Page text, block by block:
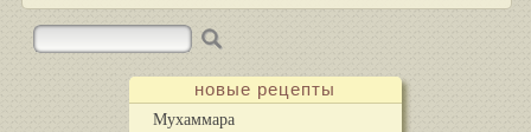
новые рецепты
Мухаммара